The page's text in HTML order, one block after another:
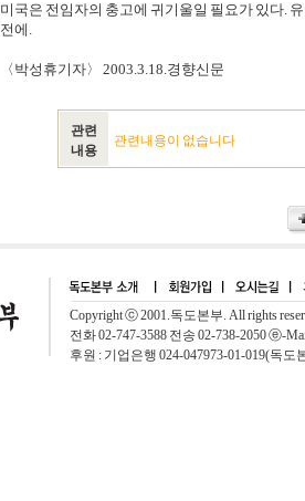
미국은 전임자의 충고에 귀기울일 필요가 있다.
전에.
〈박성휴기자〉 2003.3.18.경향신문
관련
내용
관련내용이 없습니다
Copyright ⓒ 2001.독도본부. All rights
전화 02-747-3588 전송 02-738-2050 ⓔ-
후원 : 기업은행 024-047973-01-019(독도